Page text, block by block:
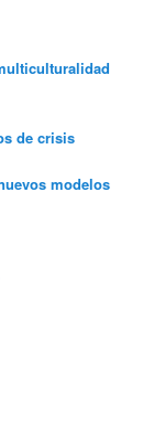
de crisis
modelos